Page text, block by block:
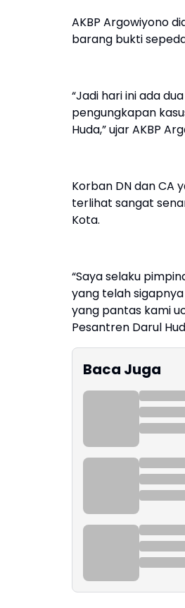
AKBP Argowiyono
barang bukti
“Jadi hari ini ada
pengungkapan
Huda,” ujar AKBP
Korban DN dan CA
terlihat sangat
Kota.
“Saya selaku
yang telah
yang pantas kami
Pesantren Darul
Baca Juga